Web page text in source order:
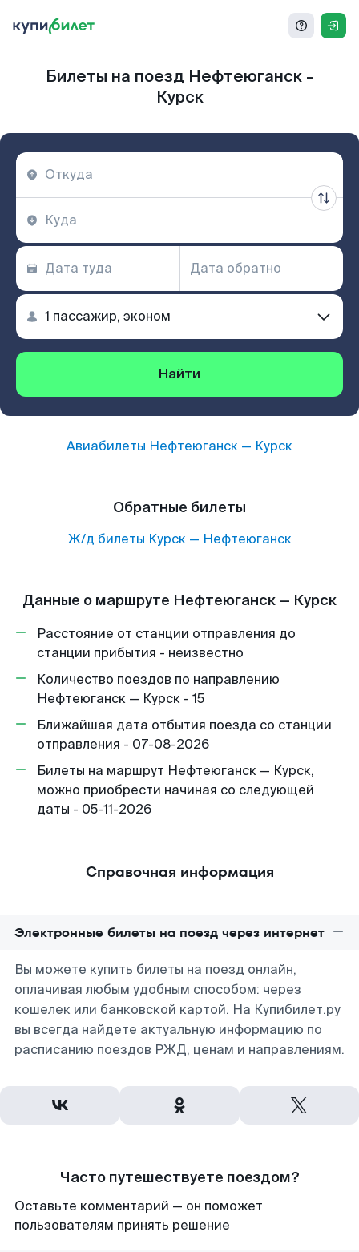
Билеты на поезд Нефтеюганск -
Курск
Найти
Авиабилеты Нефтеюганск — Курск
Обратные билеты
Ж/д билеты Курск— Нефтеюганск
Данные о маршруте Нефтеюганск — Курск
Расстояние от станции отправления до
станции прибытия - неизвестно
Количество поездов по направлению
Нефтеюганск — Курск - 15
Ближайшая дата отбытия поезда со станции
отправления - 07-08-2026
Билеты на маршрут Нефтеюганск — Курск,
можно приобрести начиная со следующей
даты - 05-11-2026
Справочная информация
Электронные билеты на поезд через интернет
Вы можете купить билеты на поезд онлайн,
оплачивая любым удобным способом: через
кошелек или банковской картой. На Купибилет.ру
вы всегда найдете актуальную информацию по
расписанию поездов РЖД, ценам и направлениям.
Часто путешествуете поездом?
Оставьте комментарий — он поможет
пользователям принять решение